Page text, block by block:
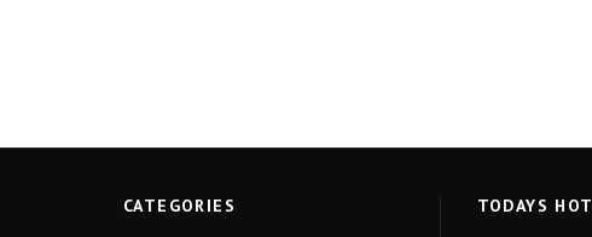
CATEGORIES TODAYS HOT